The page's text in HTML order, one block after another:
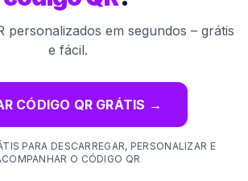
personalizados em segundos – grátis
e fácil.
CÓDIGO QR GRÁTIS →
PARA DESCARREGAR, PERSONALIZAR E
O CÓDIGO QR